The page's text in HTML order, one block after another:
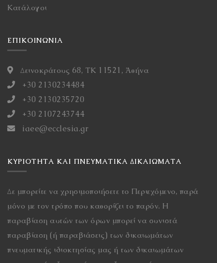
Κατάλογοι
ΕΠΙΚΟΙΝΩΝΙΑ
Δεινοκράτους 68, ΤΚ 11521, Ἀθήνα
+30 2130234484
+30 2130235720
+30 2107243744
iaee@ecclesia.gr
ΚΥΡΙΌΤΗΤΑ ΚΑΙ ΠΝΕΥΜΑΤΙΚΆ ΔΙΚΑΙΏΜΑΤΑ
Δε μπορείτε να χρησιμοποιήσετε το Περιεχόμενο, παρά
μόνο με τον τρόπο που καθορίζει το παρόν. Η
παραβίαση αυτών των όρων μπορεί να συνιστά
παραβίαση (ή παραβιάσεις) των δικαιωμάτων
πνευματικής ιδιοκτησίας μας ή των δικαιωμάτων